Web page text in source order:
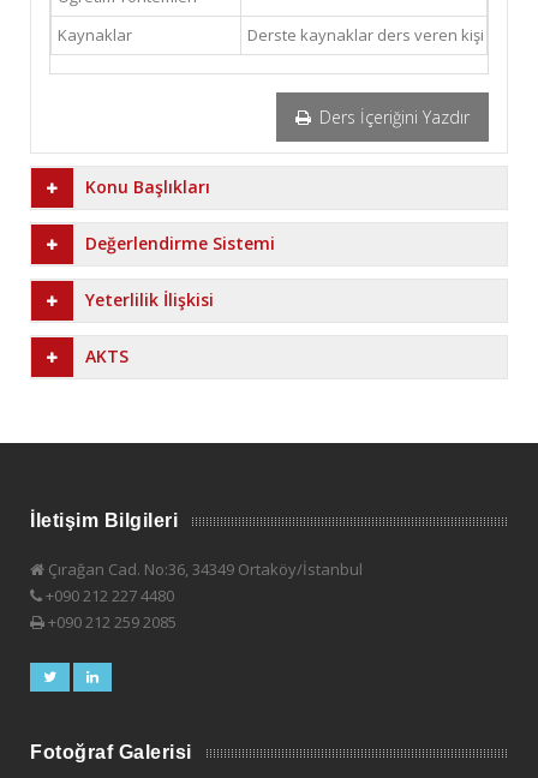
Kaynaklar
Derste kaynaklar ders veren kişi
Ders İçeriğini Yazdır
Konu Başlıkları
Değerlendirme Sistemi
Yeterlilik İlişkisi
AKTS
İletişim Bilgileri
Çırağan Cad. No:36, 34349 Ortaköy/İstanbul
+090 212 227 4480
+090 212 259 2085
Fotoğraf Galerisi